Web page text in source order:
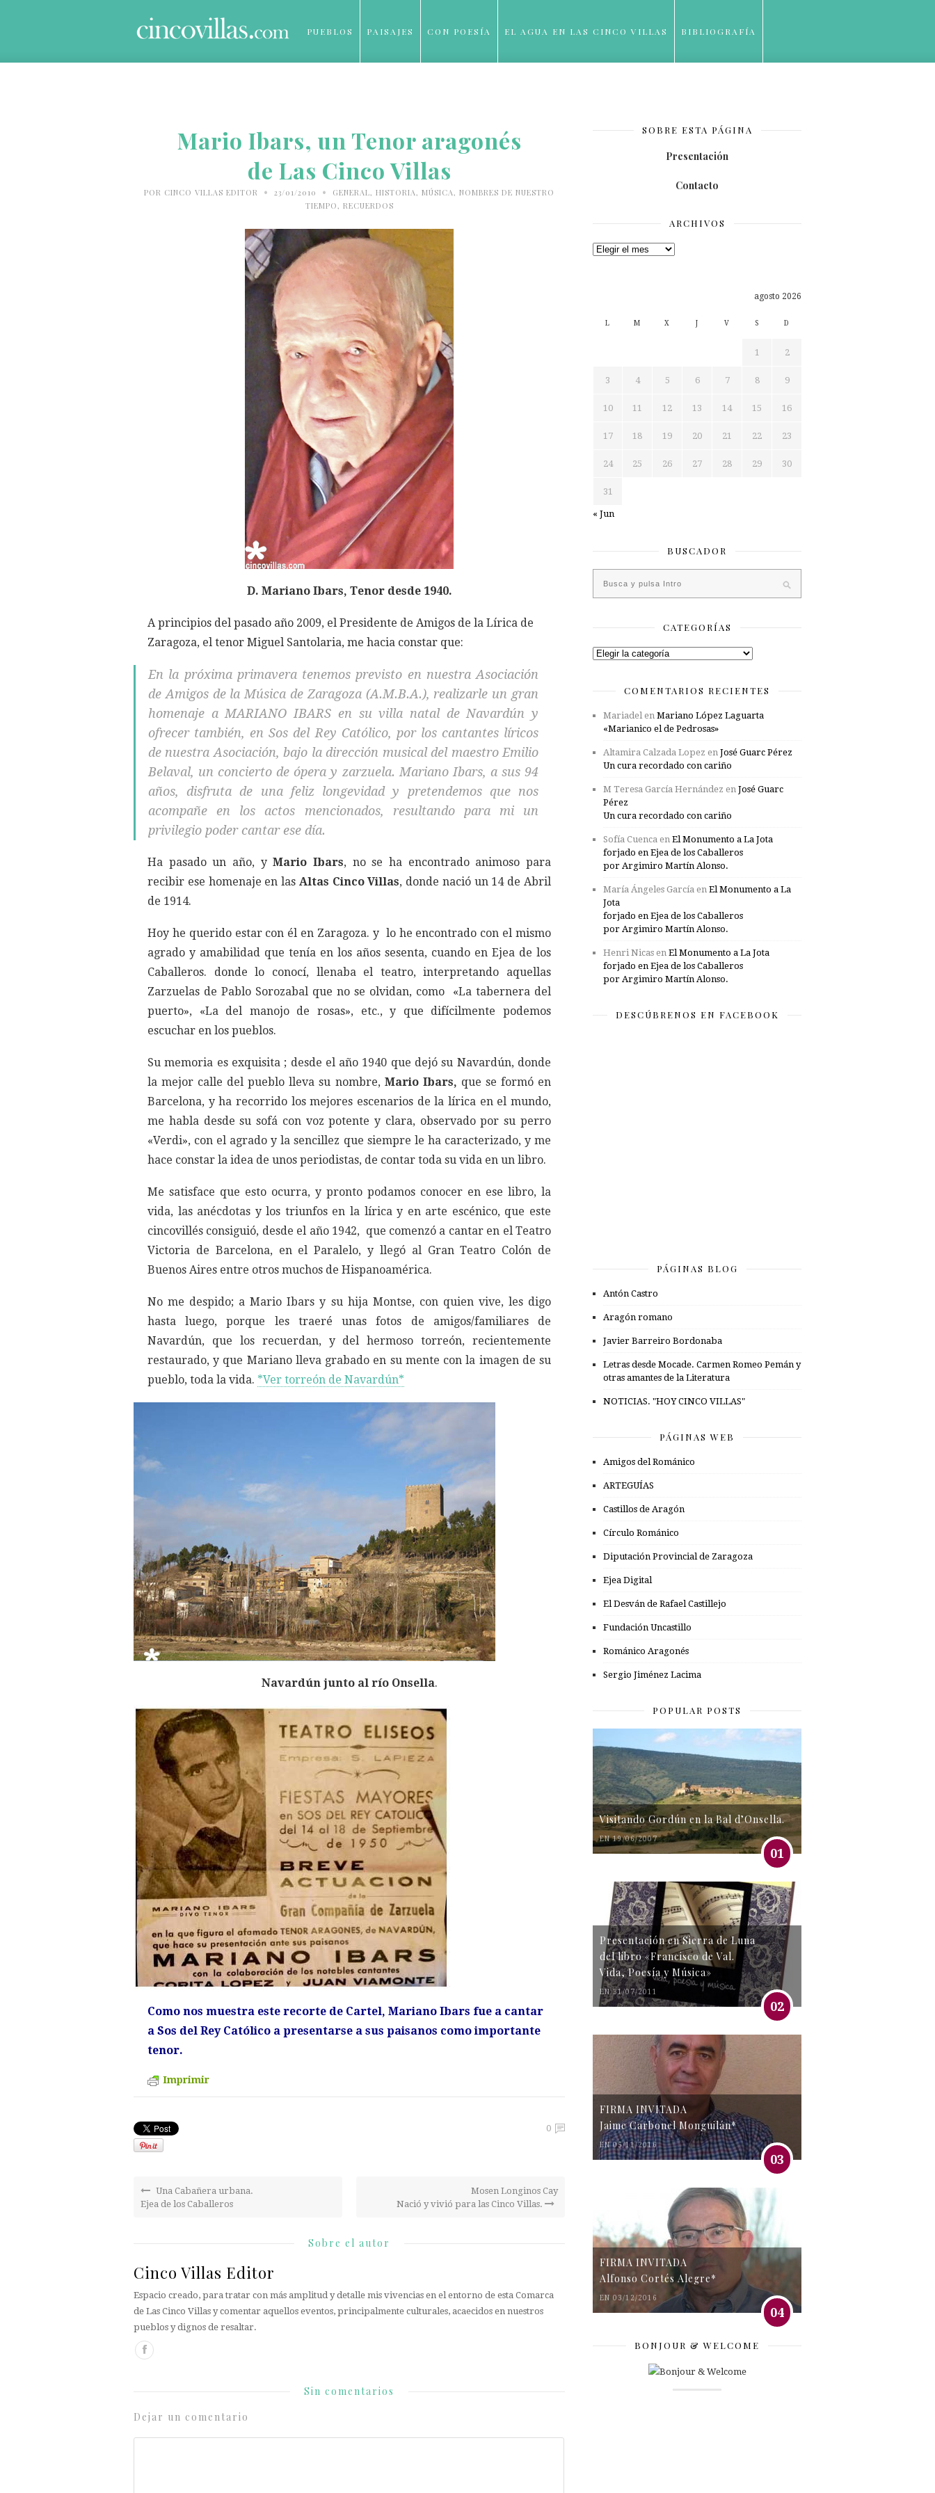
PUEBLOS PAISAJES CON POESÍA EL AGUA EN LAS CINCO VILLAS BIBLIOGRAFÍA
Mario Ibars, un Tenor aragonés
de Las Cinco Villas
POR CINCO VILLAS EDITOR • 23/01/2010 • GENERAL, HISTORIA, MÚSICA, NOMBRES DE NUESTRO
TIEMPO, RECUERDOS
D. Mariano Ibars, Tenor desde 1940.
A principios del pasado año 2009, el Presidente de Amigos de la Lírica de
Zaragoza, el tenor Miguel Santolaria, me hacia constar que:
En la próxima primavera tenemos previsto en nuestra Asociación
de Amigos de la Música de Zaragoza (A.M.B.A.), realizarle un gran
homenaje a MARIANO IBARS en su villa natal de Navardún y
ofrecer también, en Sos del Rey Católico, por los cantantes líricos
de nuestra Asociación, bajo la dirección musical del maestro Emilio
Belaval, un concierto de ópera y zarzuela. Mariano Ibars, a sus 94
años, disfruta de una feliz longevidad y pretendemos que nos
acompañe en los actos mencionados, resultando para mi un
privilegio poder cantar ese día.
Ha pasado un año, yMario Ibars, no se ha encontrado animoso para
recibir ese homenaje en las Altas Cinco Villas, donde nació un 14 de Abril
de 1914.
Hoy he querido estar con él en Zaragoza. y lo he encontrado con el mismo
agrado y amabilidad que tenía en los años sesenta, cuando en Ejea de los
Caballeros. donde lo conocí, llenaba el teatro, interpretando aquellas
Zarzuelas de Pablo Sorozabal que no se olvidan, como «La tabernera del
puerto», «La del manojo de rosas», etc., y que difícilmente podemos
escuchar en los pueblos.
Su memoria es exquisita ; desde el año 1940 que dejó su Navardún, donde
la mejor calle del pueblo lleva su nombre,Mario Ibars, que se formó en
Barcelona, y ha recorrido los mejores escenarios de la lírica en el mundo,
me habla desde su sofá con voz potente y clara, observado por su perro
«Verdi», con el agrado y la sencillez que siempre le ha caracterizado, y me
hace constar la idea de unos periodistas, de contar toda su vida en un libro.
Me satisface que esto ocurra, y pronto podamos conocer en ese libro, la
vida, las anécdotas y los triunfos en la lírica y en arte escénico, que este
cincovillés consiguió, desde el año 1942, que comenzó a cantar en el Teatro
Victoria de Barcelona, en el Paralelo, y llegó al Gran Teatro Colón de
Buenos Aires entre otros muchos de Hispanoamérica.
No me despido; a Mario Ibars y su hija Montse, con quien vive, les digo
hasta luego, porque les traeré unas fotos de amigos/familiares de
Navardún, que los recuerdan, y del hermoso torreón, recientemente
restaurado, y que Mariano lleva grabado en su mente con la imagen de su
pueblo, toda la vida. *Ver torreón de Navardún*
Navardún junto al río Onsella.
Como nos muestra este recorte de Cartel, Mariano Ibars fue a cantar
a Sos del Rey Católico a presentarse a sus paisanos como importante
tenor.
Imprimir
0
Una Cabañera urbana.
Ejea de los Caballeros
Mosen Longinos Cay
Nació y vivió para las Cinco Villas.
Sobre el autor
Cinco Villas Editor
Espacio creado, para tratar con más amplitud y detalle mis vivencias en el entorno de esta Comarca
de Las Cinco Villas y comentar aquellos eventos, principalmente culturales, acaecidos en nuestros
pueblos y dignos de resaltar.
Sin comentarios
Dejar un comentario
SOBRE ESTA PÁGINA
Presentación
Contacto
ARCHIVOS
Archivos
agosto 2026
L M X J V S D
1 2
3 4 5 6 7 8 9
10 11 12 13 14 15 16
17 18 19 20 21 22 23
24 25 26 27 28 29 30
31
« Jun
BUSCADOR
CATEGORÍAS
Categorías
COMENTARIOS RECIENTES
Mariadelen Mariano López Laguarta
«Marianico el de Pedrosas»
Altamira Calzada Lopez en José Guarc Pérez
Un cura recordado con cariño
M Teresa García Hernández en José Guarc
Pérez
Un cura recordado con cariño
Sofía Cuenca en El Monumento a La Jota
forjado en Ejea de los Caballeros
por Argimiro Martín Alonso.
María Ángeles García en El Monumento a La
Jota
forjado en Ejea de los Caballeros
por Argimiro Martín Alonso.
Henri Nicas en El Monumento a La Jota
forjado en Ejea de los Caballeros
por Argimiro Martín Alonso.
DESCÚBRENOS EN FACEBOOK
PÁGINAS BLOG
Antón Castro
Aragón romano
Javier Barreiro Bordonaba
Letras desde Mocade. Carmen Romeo Pemán y
otras amantes de la Literatura
NOTICIAS. "HOY CINCO VILLAS"
PÁGINAS WEB
Amigos del Románico
ARTEGUÍAS
Castillos de Aragón
Círculo Románico
Diputación Provincial de Zaragoza
Ejea Digital
El Desván de Rafael Castillejo
Fundación Uncastillo
Románico Aragonés
Sergio Jiménez Lacima
POPULAR POSTS
Visitando Gordún en la Bal d’Onsella.
EN 19/06/2007
01
Presentación en Sierra de Luna
del libro «Francisco de Val.
Vida, Poesía y Música»
EN 31/07/2011
02
FIRMA INVITADA
Jaime Carbonel Monguilán*
EN 05/11/2016
03
FIRMA INVITADA
Alfonso Cortés Alegre*
EN 03/12/2016
04
BONJOUR & WELCOME